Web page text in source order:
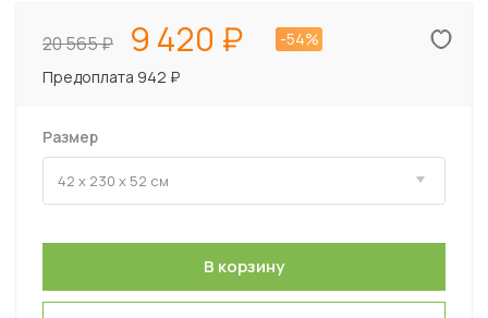
20 565 9 420
-54%
Предоплата 942 ₽
Размер